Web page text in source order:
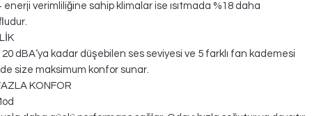
enerji verimliliğine sahip klimalar ise ısıtmada %18 daha
dBA‘ya kadar düşebilen ses seviyesi ve 5 farklı fan kademesi
size maksimum konfor sunar.
KONFOR